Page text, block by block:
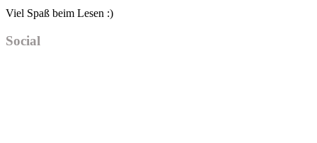
Viel Spaß beim Lesen :)
Social